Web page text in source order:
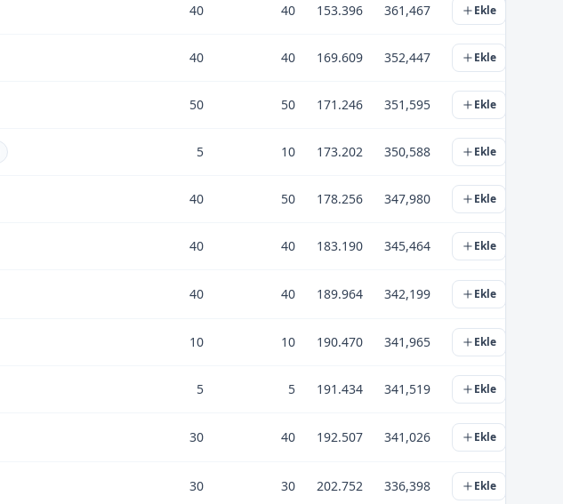
40 40 153.396 361,467 Ekle
40 40 169.609 352,447 Ekle
50 50 171.246 351,595 Ekle
5 10 173.202 350,588 Ekle
40 50 178.256 347,980 Ekle
40 40 183.190 345,464 Ekle
40 40 189.964 342,199 Ekle
10 10 190.470 341,965 Ekle
5 5 191.434 341,519 Ekle
30 40 192.507 341,026 Ekle
30 30 202.752 336,398 Ekle